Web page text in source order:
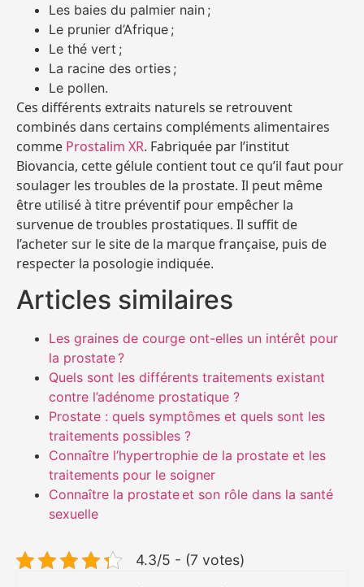
Les baies du palmier nain ;
Le prunier d’Afrique ;
Le thé vert ;
La racine des orties ;
Le pollen.
Ces différents extraits naturels se retrouvent
combinés dans certains compléments alimentaires
comme Prostalim XR. Fabriquée par l’institut
Biovancia, cette gélule contient tout ce qu’il faut pour
soulager les troubles de la prostate. Il peut même
être utilisé à titre préventif pour empêcher la
survenue de troubles prostatiques. Il suffit de
l’acheter sur le site de la marque française, puis de
respecter la posologie indiquée.
Articles similaires
Les graines de courge ont-elles un intérêt pour
la prostate ?
Quels sont les différents traitements existant
contre l’adénome prostatique ?
Prostate : quels symptômes et quels sont les
traitements possibles ?
Connaître l’hypertrophie de la prostate et les
traitements pour le soigner
Connaître la prostate et son rôle dans la santé
sexuelle
4.3/5 - (7 votes)